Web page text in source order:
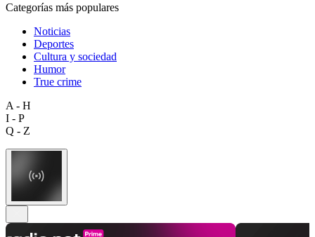
Categorías más populares
Noticias
Deportes
Cultura y sociedad
Humor
True crime
A - H
I - P
Q - Z